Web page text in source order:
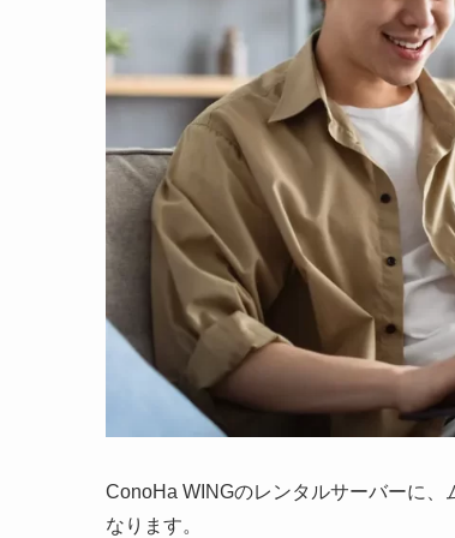
ConoHa WINGのレンタルサーバーに
なります。